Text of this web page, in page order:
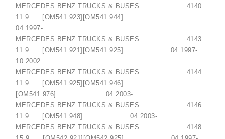
MERCEDES BENZ TRUCKS & BUSES 4140
11.9 [OM541.923][OM541.944]
04.1997-
MERCEDES BENZ TRUCKS & BUSES 4143
11.9 [OM541.921][OM541.925] 04.1997-
10.2002
MERCEDES BENZ TRUCKS & BUSES 4144
11.9 [OM541.925][OM541.946]
[OM541.976] 04.2003-
MERCEDES BENZ TRUCKS & BUSES 4146
11.9 [OM541.948] 04.2003-
MERCEDES BENZ TRUCKS & BUSES 4148